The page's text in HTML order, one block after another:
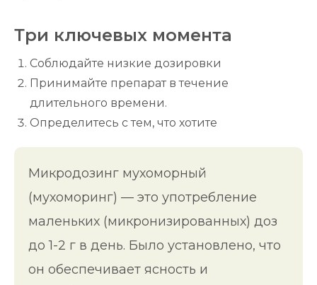
Три ключевых момента
Соблюдайте низкие дозировки
Принимайте препарат в течение
длительного времени.
Определитесь с тем, что хотите
Микродозинг мухоморный
(мухоморинг) — это употребление
маленьких (микронизированных) доз
до 1-2 г в день. Было установлено, что
он обеспечивает ясность и